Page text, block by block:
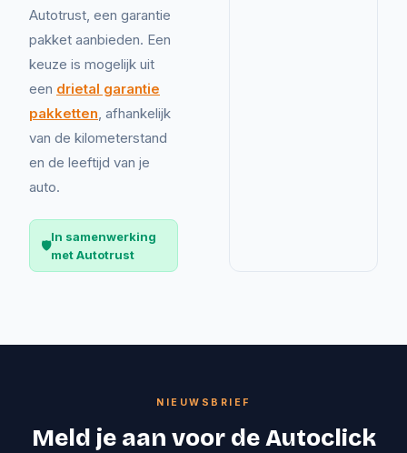
Autotrust, een garantie
pakket aanbieden. Een
keuze is mogelijk uit
een drietal garantie
pakketten, afhankelijk
van de kilometerstand
en de leeftijd van je
auto.
🛡️
In samenwerking
met Autotrust
NIEUWSBRIEF
Meld je aan voor de Autoclick